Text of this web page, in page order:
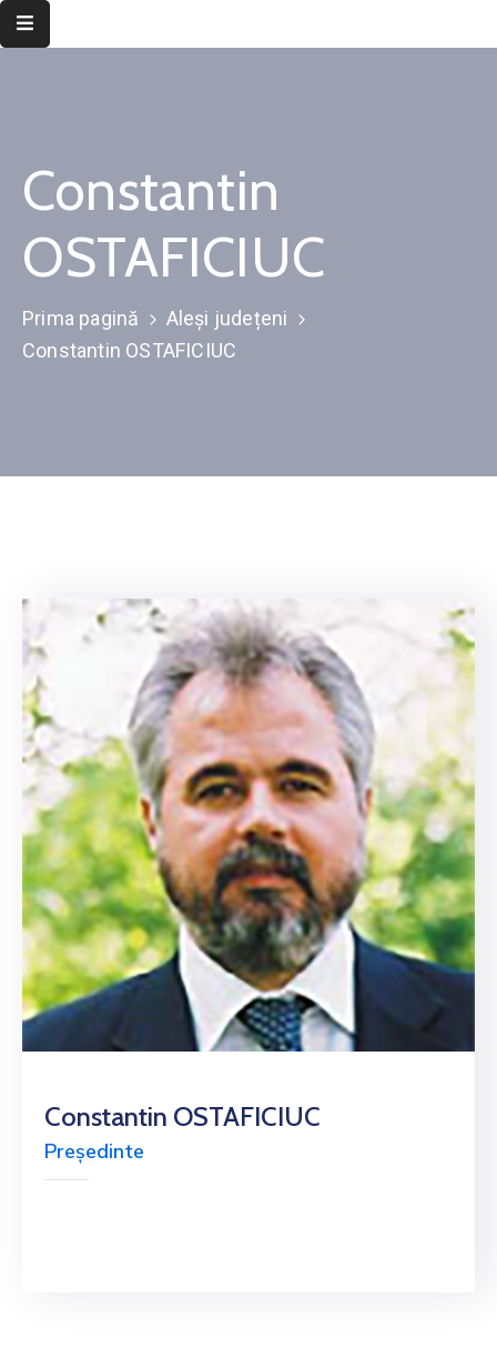
Informații
de
public
decizională
Oficial
Local
Constantin
OSTAFICIUC
Prima pagină
Aleși județeni
Constantin OSTAFICIUC
Constantin OSTAFICIUC
Președinte